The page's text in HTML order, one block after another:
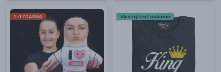
2+1 ZDARMA Vlastný text zadarmo